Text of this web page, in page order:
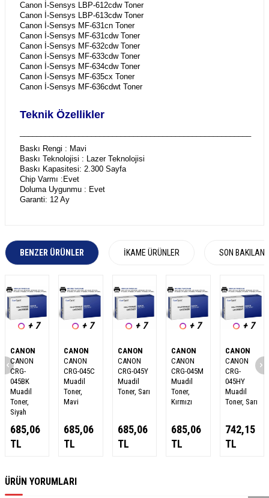
Canon İ-Sensys LBP-612cdw Toner
Canon İ-Sensys LBP-613cdw Toner
Canon İ-Sensys MF-631cn Toner
Canon İ-Sensys MF-631cdw Toner
Canon İ-Sensys MF-632cdw Toner
Canon İ-Sensys MF-633cdw Toner
Canon İ-Sensys MF-634cdw Toner
Canon İ-Sensys MF-635cx Toner
Canon İ-Sensys MF-636cdwt Toner
Teknik Özellikler
Baskı Rengi : Mavi
Baskı Teknolojisi : Lazer Teknolojisi
Baskı Kapasitesi: 2.300 Sayfa
Chip Varmı :Evet
Doluma Uygunmu : Evet
Garanti: 12 Ay
BENZER ÜRÜNLER İKAME ÜRÜNLER SON
+ 7
CANON
CANON
CRG-
045BK
Muadil
Toner,
Siyah
685,06
TL
+ 7
CANON
CANON
CRG-045C
Muadil
Toner,
Mavi
685,06
TL
+ 7
CANON
CANON
CRG-045Y
Muadil
Toner, Sarı
685,06
TL
+ 7
CANON
CANON
CRG-045M
Muadil
Toner,
Kırmızı
685,06
TL
+ 7
CANON
CANON
CRG-
045HY
Muadil
Toner, Sarı
742,15
TL
ÜRÜN YORUMLARI